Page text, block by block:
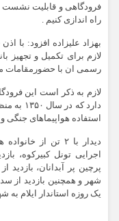
فرودگاهی‌ و قابلیت
راه اندازی کنیم .
بهزاد علیزاده افزود: با
لازم برای تکمیل و تجهیز
رسمی ان با حضورمقامات
لازم به ذکر است این
استفاده هواپیماهای
دیدار با ۲ تن از
اجرایی تونل کبیرکوه،
پرچین پر آبدانان،
شهر و همچنین بازدید از
یک روزه استاندار ایلام به